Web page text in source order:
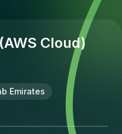
Cloud)
Emirates